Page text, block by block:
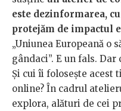
este dezinformarea,
protejăm de impactul
„Uniunea Europeană o
gândaci”. E un fals.
Și cui îi folosește acest
online? În cadrul
explora, alături de cei